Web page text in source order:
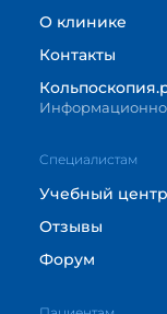
О клинике
Контакты
Cпециалистам
Учебный центр
Отзывы
Форум